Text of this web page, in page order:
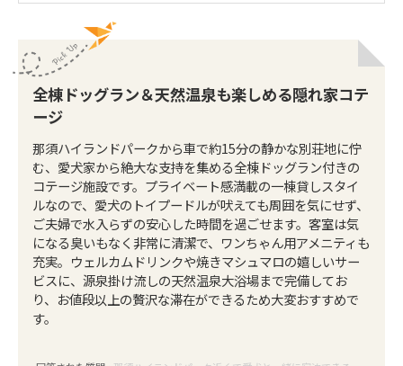
全棟ドッグラン＆天然温泉も楽しめる隠れ家コテ
ージ
那須ハイランドパークから車で約15分の静かな別荘地に佇
む、愛犬家から絶大な支持を集める全棟ドッグラン付きの
コテージ施設です。プライベート感満載の一棟貸しスタイ
ルなので、愛犬のトイプードルが吠えても周囲を気にせず、
ご夫婦で水入らずの安心した時間を過ごせます。客室は気
になる臭いもなく非常に清潔で、ワンちゃん用アメニティも
充実。ウェルカムドリンクや焼きマシュマロの嬉しいサー
ビスに、源泉掛け流しの天然温泉大浴場まで完備してお
り、お値段以上の贅沢な滞在ができるため大変おすすめで
す。